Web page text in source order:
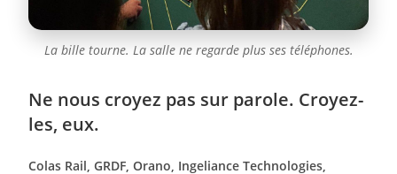
La bille tourne. La salle ne regarde plus ses téléphones.
Ne nous croyez pas sur parole. Croyez-
les, eux.
Colas Rail, GRDF, Orano, Ingeliance Technologies,